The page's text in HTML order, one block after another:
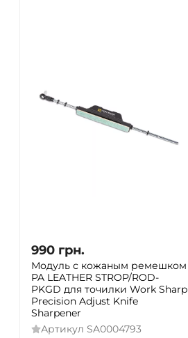
990 грн.
Модуль с кожаным ремешком
PA LEATHER STROP/ROD-
PKGD для точилки Work Sharp
Precision Adjust Knife
Sharpener
Артикул SA0004793